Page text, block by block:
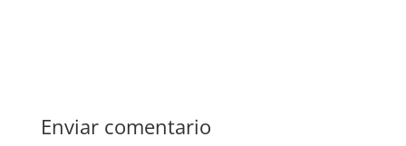
Enviar comentario